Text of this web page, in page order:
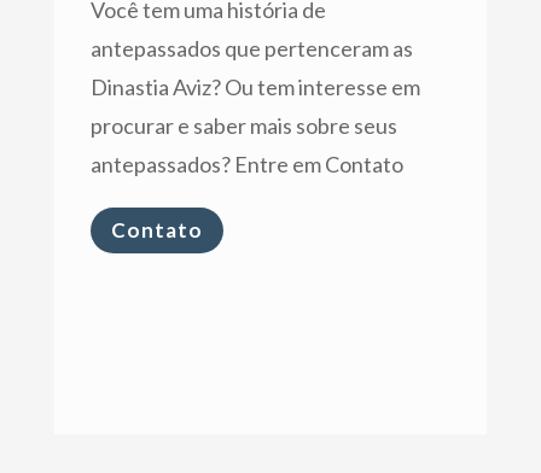
Você tem uma história de
antepassados que pertenceram as
Dinastia Aviz? Ou tem interesse em
procurar e saber mais sobre seus
antepassados? Entre em Contato
Contato